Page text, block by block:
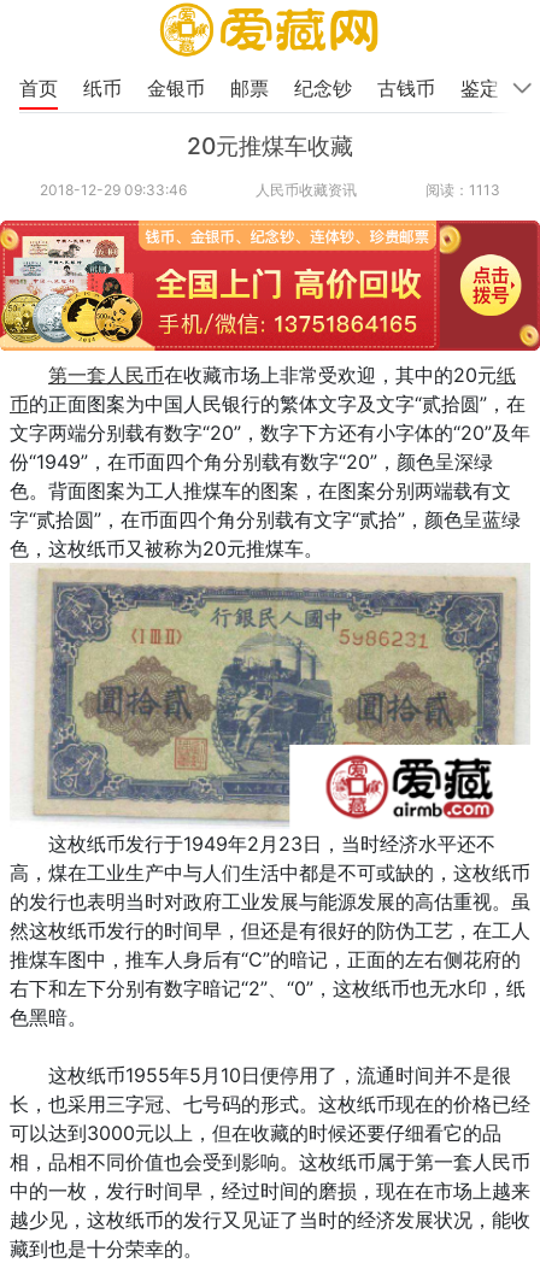
首页 纸币 金银币 邮票 纪念钞 古钱币 鉴定
20元推煤车收藏
2018-12-29 09:33:46 人民币收藏资讯 阅读：1113
第一套人民币在收藏市场上非常受欢迎，其中的20元纸
币的正面图案为中国人民银行的繁体文字及文字“贰拾圆”，在
文字两端分别载有数字“20”，数字下方还有小字体的“20”及年
份“1949”，在币面四个角分别载有数字“20”，颜色呈深绿
色。背面图案为工人推煤车的图案，在图案分别两端载有文
字“贰拾圆”，在币面四个角分别载有文字“贰拾”，颜色呈蓝绿
色，这枚纸币又被称为20元推煤车。
这枚纸币发行于1949年2月23日，当时经济水平还不
高，煤在工业生产中与人们生活中都是不可或缺的，这枚纸币
的发行也表明当时对政府工业发展与能源发展的高估重视。虽
然这枚纸币发行的时间早，但还是有很好的防伪工艺，在工人
推煤车图中，推车人身后有“C”的暗记，正面的左右侧花府的
右下和左下分别有数字暗记“2”、“0”，这枚纸币也无水印，纸
色黑暗。
这枚纸币1955年5月10日便停用了，流通时间并不是很
长，也采用三字冠、七号码的形式。这枚纸币现在的价格已经
可以达到3000元以上，但在收藏的时候还要仔细看它的品
相，品相不同价值也会受到影响。这枚纸币属于第一套人民币
中的一枚，发行时间早，经过时间的磨损，现在在市场上越来
越少见，这枚纸币的发行又见证了当时的经济发展状况，能收
藏到也是十分荣幸的。